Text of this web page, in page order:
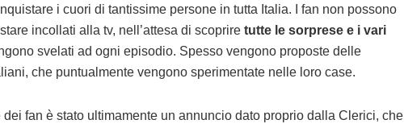
i cuori di tantissime persone in tutta Italia. I fan non possono
incollati alla tv, nell’attesa di scoprire tutte le sorprese e i vari
svelati ad ogni episodio. Spesso vengono proposte delle
che puntualmente vengono sperimentate nelle loro case.
dei fan è stato ultimamente un annuncio dato proprio dalla Clerici, che